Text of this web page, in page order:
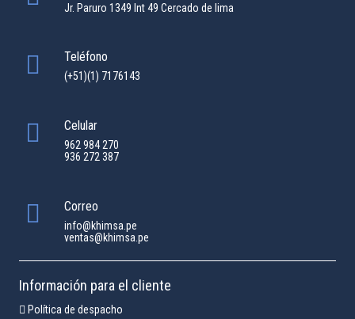
Jr. Paruro 1349 Int 49 Cercado de lima
Teléfono
(+51)(1) 7176143
Celular
962 984 270
936 272 387
Correo
info@khimsa.pe
ventas@khimsa.pe
Información para el cliente
Política de despacho